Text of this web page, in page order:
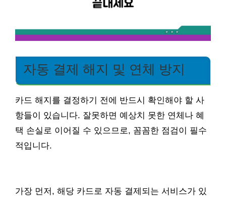
자동 결제 해지 및 연체 방지
카드 해지를 결정하기 전에 반드시 확인해야 할 사
항들이 있습니다. 잘못하면 예상치 못한 연체나 혜
택 손실로 이어질 수 있으므로, 꼼꼼한 점검이 필수
적입니다.
가장 먼저, 해당 카드로 자동 결제되는 서비스가 있